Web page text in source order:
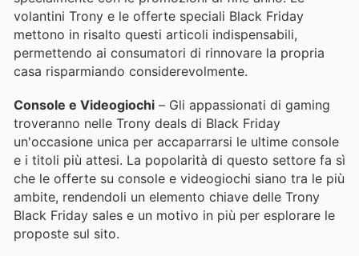
volantini Trony e le offerte speciali Black Friday
mettono in risalto questi articoli indispensabili,
permettendo ai consumatori di rinnovare la propria
casa risparmiando considerevolmente.
Console e Videogiochi – Gli appassionati di gaming
troveranno nelle Trony deals di Black Friday
un'occasione unica per accaparrarsi le ultime console
e i titoli più attesi. La popolarità di questo settore fa sì
che le offerte su console e videogiochi siano tra le più
ambite, rendendoli un elemento chiave delle Trony
Black Friday sales e un motivo in più per esplorare le
proposte sul sito.